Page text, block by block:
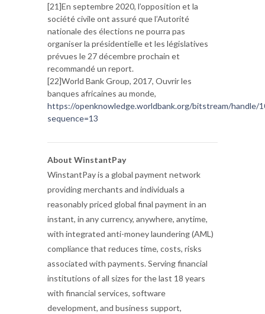
[21]En septembre 2020, l’opposition et la
société civile ont assuré que l’Autorité
nationale des élections ne pourra pas
organiser la présidentielle et les législatives
prévues le 27 décembre prochain et
recommandé un report.
[22]World Bank Group, 2017, Ouvrir les
banques africaines au monde,
https://openknowledge.worldbank.org/bitstream/handle/
sequence=13
About WinstantPay
WinstantPay is a global payment network
providing merchants and individuals a
reasonably priced global final payment in an
instant, in any currency, anywhere, anytime,
with integrated anti-money laundering (AML)
compliance that reduces time, costs, risks
associated with payments. Serving financial
institutions of all sizes for the last 18 years
with financial services, software
development, and business support,